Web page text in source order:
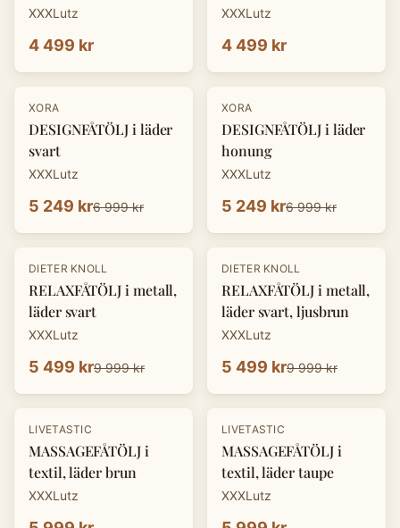
XXXLutz
4 499 kr
XXXLutz
4 499 kr
-25%
XORA
DESIGNFÅTÖLJ i läder
svart
XXXLutz
5 249 kr6 999 kr
-25%
XORA
DESIGNFÅTÖLJ i läder
honung
XXXLutz
5 249 kr6 999 kr
-45%
DIETER KNOLL
RELAXFÅTÖLJ i metall,
läder svart
XXXLutz
5 499 kr9 999 kr
-45%
DIETER KNOLL
RELAXFÅTÖLJ i metall,
läder svart, ljusbrun
XXXLutz
5 499 kr9 999 kr
LIVETASTIC
MASSAGEFÅTÖLJ i
textil, läder brun
XXXLutz
LIVETASTIC
MASSAGEFÅTÖLJ i
textil, läder taupe
XXXLutz